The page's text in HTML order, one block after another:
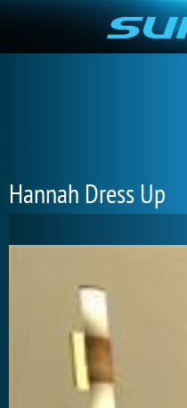
Hannah Dress Up